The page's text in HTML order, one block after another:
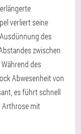
verliert seine
des
zwischen
des
Abwesenheit von
es führt schnell
Arthrose mit